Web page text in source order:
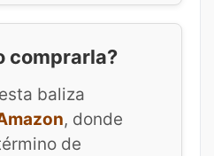
comprarla?
baliza
, donde
de